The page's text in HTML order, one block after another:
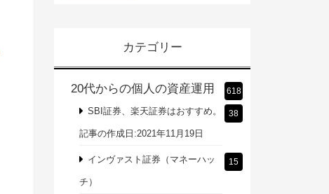
カテゴリー
20代からの個人の資産運用 618
SBI証券、楽天証券はおすすめ。
記事の作成日:2021年11月19日
38
インヴァスト証券（マネーハッ
チ）
15